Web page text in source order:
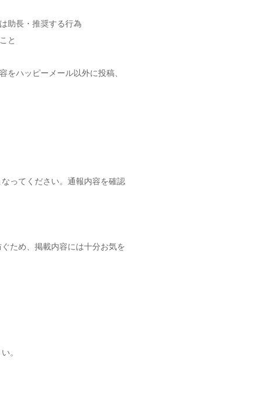
助長・推奨する行為
と
ハッピーメール以外に投稿、
ってください。通報内容を確認
ため、掲載内容には十分お気を
。